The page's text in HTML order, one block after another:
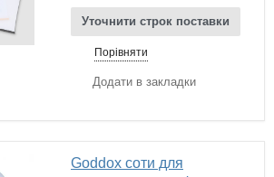
Уточнити строк поставки
Порівняти
Додати в закладки
Goddox cоти для